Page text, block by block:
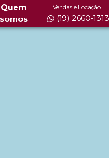
Quem
somos
Vendas e Locação
(19) 2660-1313